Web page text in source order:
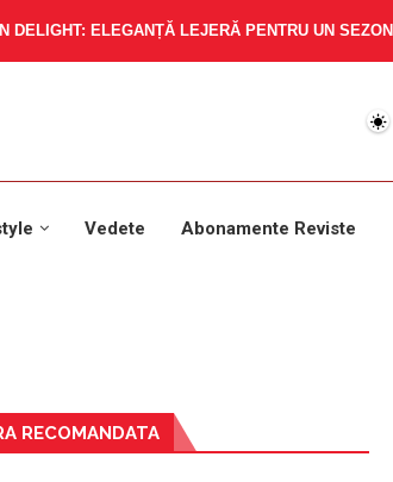
DELIGHT: ELEGANȚĂ LEJERĂ PENTRU UN
Vedete Abonamente Reviste
RECOMANDATA